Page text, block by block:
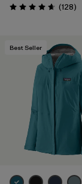
Valoración: 4.6 / 5
(128)
Best Seller